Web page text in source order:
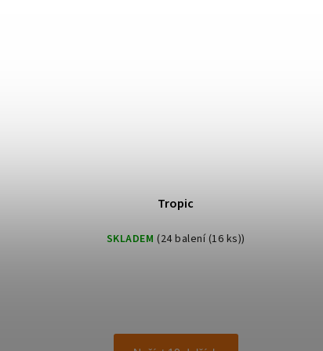
Tropic
SKLADEM (24 balení (16 ks))